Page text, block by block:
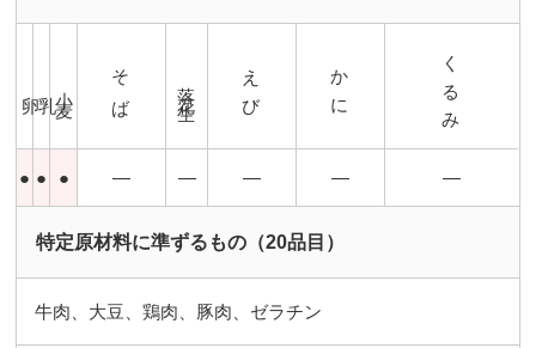
そば 落花生 えび かに くるみ
● ● ● ― ― ― ― ―
特定原材料に準ずるもの（20品目）
牛肉、大豆、鶏肉、豚肉、ゼラチン